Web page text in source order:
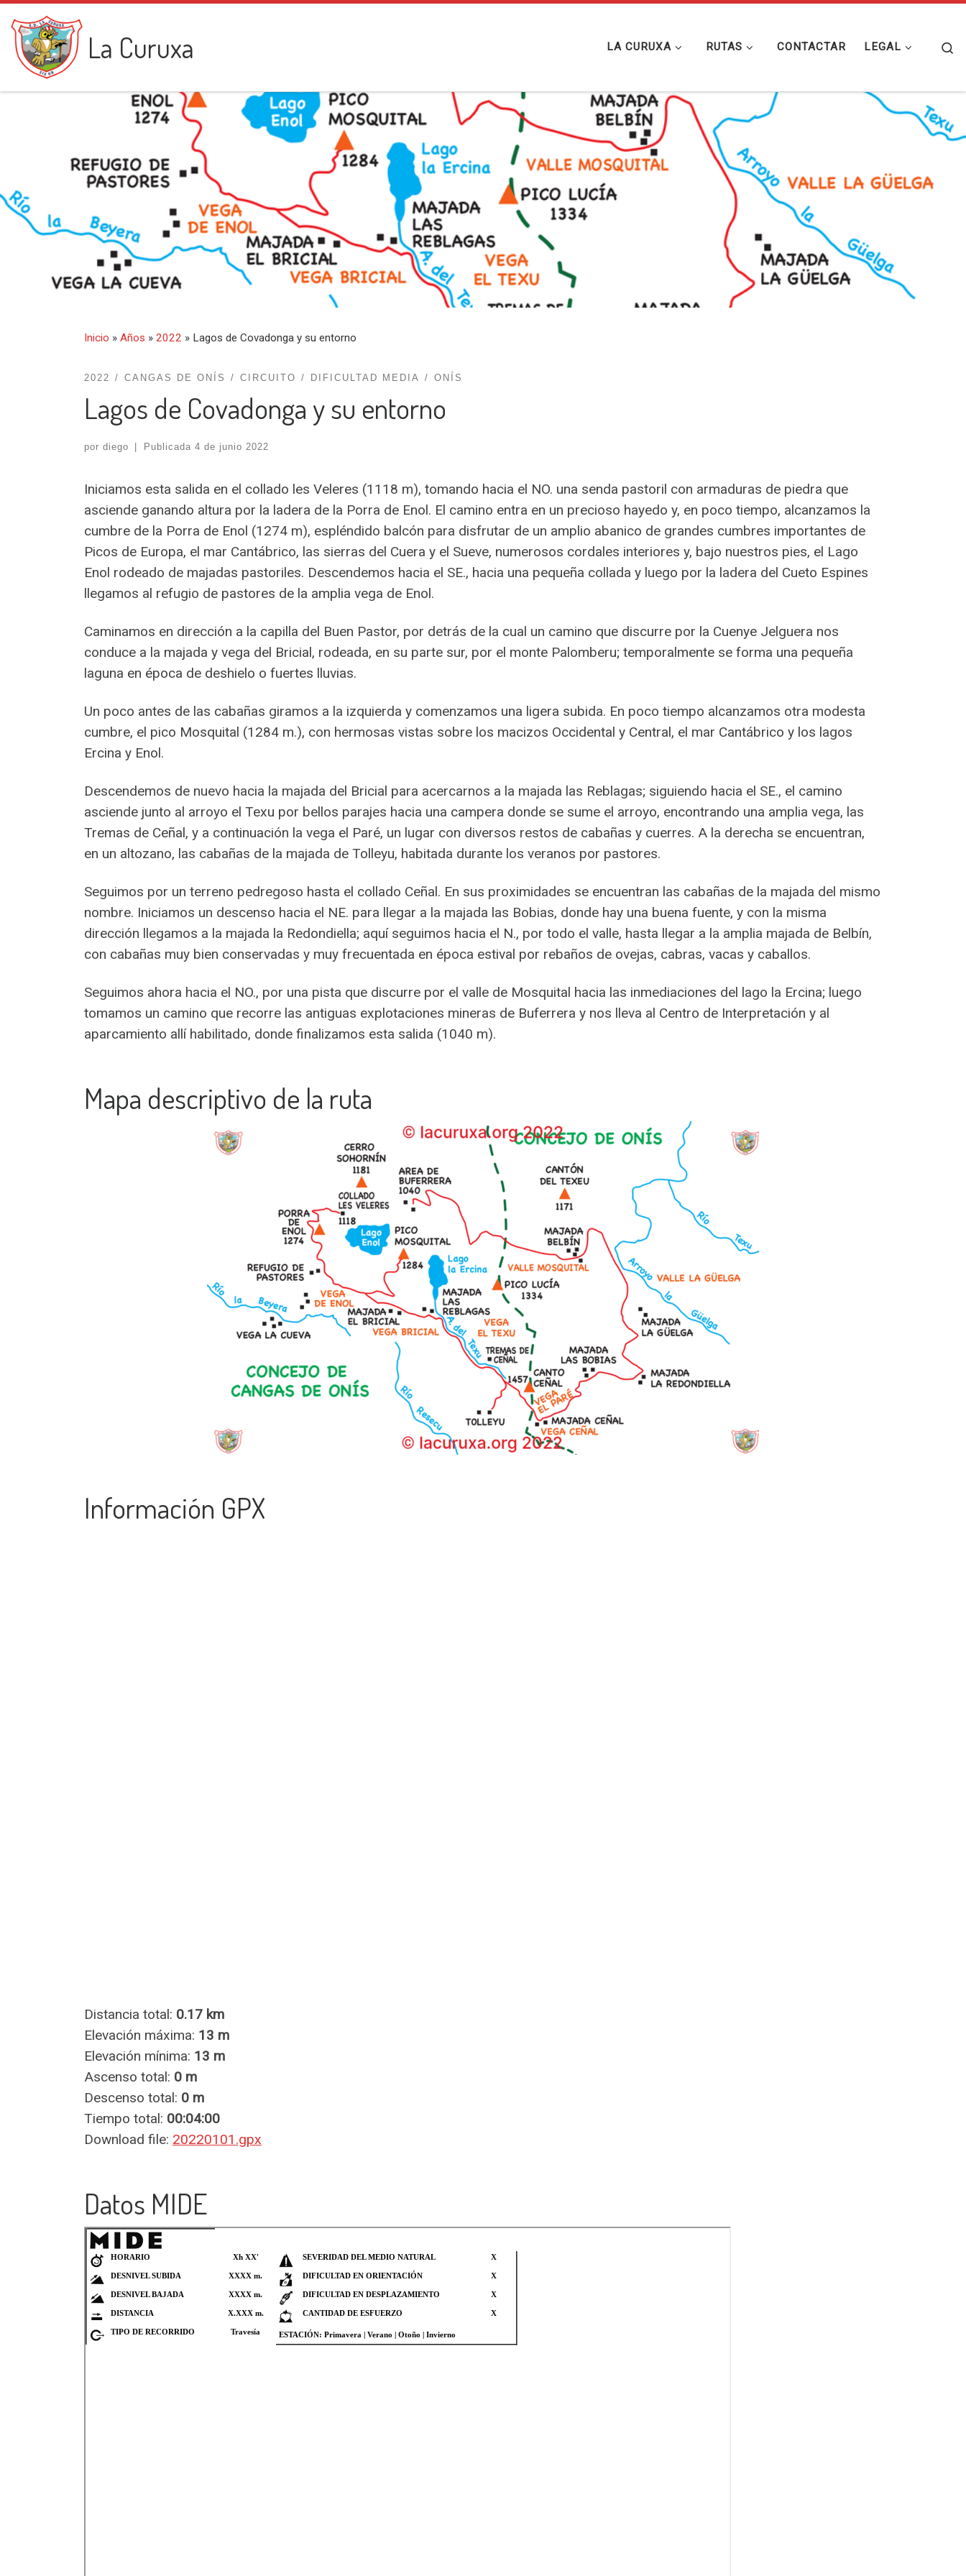
Saltar al contenido
La Curuxa LA CURUXA RUTAS CONTACTAR LEGAL
Inicio » Años » 2022 » Lagos de Covadonga y su entorno
2022 CANGAS DE ONÍS CIRCUITO DIFICULTAD MEDIA ONÍS
Lagos de Covadonga y su entorno
por diego Publicada 4 de junio 2022
Iniciamos esta salida en el collado les Veleres (1118 m), tomando hacia el NO. una senda pastoril con armaduras de piedra que
asciende ganando altura por la ladera de la Porra de Enol. El camino entra en un precioso hayedo y, en poco tiempo, alcanzamos la
cumbre de la Porra de Enol (1274 m), espléndido balcón para disfrutar de un amplio abanico de grandes cumbres importantes de
Picos de Europa, el mar Cantábrico, las sierras del Cuera y el Sueve, numerosos cordales interiores y, bajo nuestros pies, el Lago
Enol rodeado de majadas pastoriles. Descendemos hacia el SE., hacia una pequeña collada y luego por la ladera del Cueto Espines
llegamos al refugio de pastores de la amplia vega de Enol.
Caminamos en dirección a la capilla del Buen Pastor, por detrás de la cual un camino que discurre por la Cuenye Jelguera nos
conduce a la majada y vega del Bricial, rodeada, en su parte sur, por el monte Palomberu; temporalmente se forma una pequeña
laguna en época de deshielo o fuertes lluvias.
Un poco antes de las cabañas giramos a la izquierda y comenzamos una ligera subida. En poco tiempo alcanzamos otra modesta
cumbre, el pico Mosquital (1284 m.), con hermosas vistas sobre los macizos Occidental y Central, el mar Cantábrico y los lagos
Ercina y Enol.
Descendemos de nuevo hacia la majada del Bricial para acercarnos a la majada las Reblagas; siguiendo hacia el SE., el camino
asciende junto al arroyo el Texu por bellos parajes hacia una campera donde se sume el arroyo, encontrando una amplia vega, las
Tremas de Ceñal, y a continuación la vega el Paré, un lugar con diversos restos de cabañas y cuerres. A la derecha se encuentran,
en un altozano, las cabañas de la majada de Tolleyu, habitada durante los veranos por pastores.
Seguimos por un terreno pedregoso hasta el collado Ceñal. En sus proximidades se encuentran las cabañas de la majada del mismo
nombre. Iniciamos un descenso hacia el NE. para llegar a la majada las Bobias, donde hay una buena fuente, y con la misma
dirección llegamos a la majada la Redondiella; aquí seguimos hacia el N., por todo el valle, hasta llegar a la amplia majada de Belbín,
con cabañas muy bien conservadas y muy frecuentada en época estival por rebaños de ovejas, cabras, vacas y caballos.
Seguimos ahora hacia el NO., por una pista que discurre por el valle de Mosquital hacia las inmediaciones del lago la Ercina; luego
tomamos un camino que recorre las antiguas explotaciones mineras de Buferrera y nos lleva al Centro de Interpretación y al
aparcamiento allí habilitado, donde finalizamos esta salida (1040 m).
Mapa descriptivo de la ruta
Información GPX
Distancia total: 0.17 km
Elevación máxima: 13 m
Elevación mínima: 13 m
Ascenso total: 0 m
Descenso total: 0 m
Tiempo total: 00:04:00
Download file: 20220101.gpx
Datos MIDE